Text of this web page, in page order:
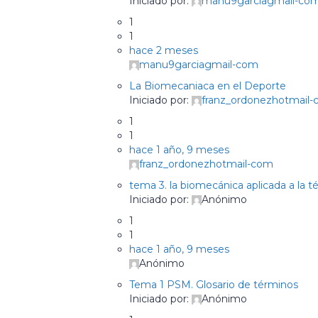
1
1
hace 2 meses
manu9garciagmail-com
La Biomecaniaca en el Deporte
Iniciado por:
franz_ordonezhotmail-
1
1
hace 1 año, 9 meses
franz_ordonezhotmail-com
tema 3. la biomecánica aplicada a la
Iniciado por:
Anónimo
1
1
hace 1 año, 9 meses
Anónimo
Tema 1 PSM. Glosario de términos
Iniciado por:
Anónimo